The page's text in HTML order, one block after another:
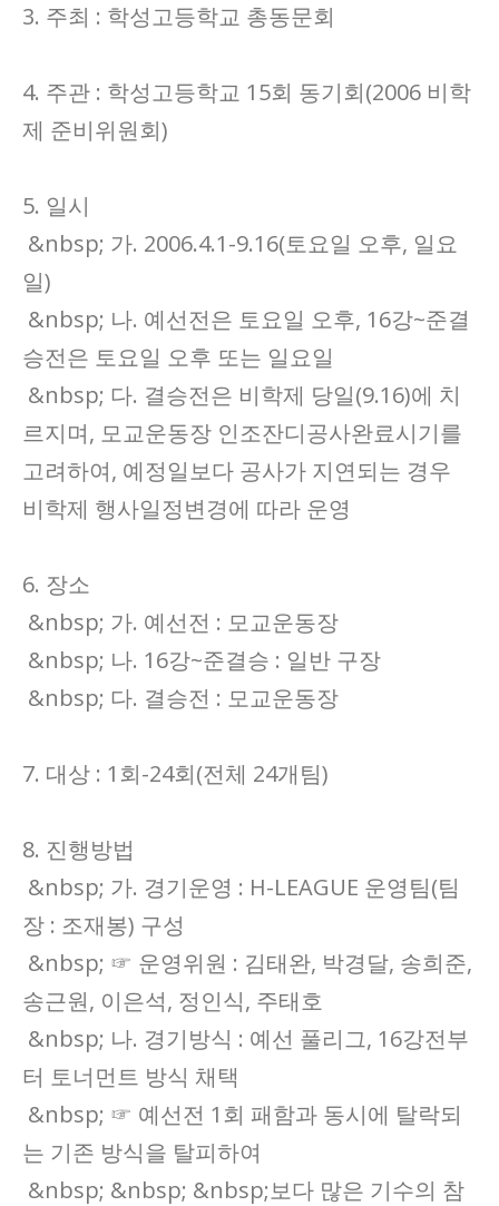
3. 주최 : 학성고등학교 총동문회
4. 주관 : 학성고등학교 15회 동기회(2006 비학
제 준비위원회)
5. 일시
&nbsp; 가. 2006.4.1-9.16(토요일 오후, 일요
일)
&nbsp; 나. 예선전은 토요일 오후, 16강~준결
승전은 토요일 오후 또는 일요일
&nbsp; 다. 결승전은 비학제 당일(9.16)에 치
르지며, 모교운동장 인조잔디공사완료시기를
고려하여, 예정일보다 공사가 지연되는 경우
비학제 행사일정변경에 따라 운영
6. 장소
&nbsp; 가. 예선전 : 모교운동장
&nbsp; 나. 16강~준결승 : 일반 구장
&nbsp; 다. 결승전 : 모교운동장
7. 대상 : 1회-24회(전체 24개팀)
8. 진행방법
&nbsp; 가. 경기운영 : H-LEAGUE 운영팀(팀
장 : 조재봉) 구성
&nbsp; ☞ 운영위원 : 김태완, 박경달, 송희준,
송근원, 이은석, 정인식, 주태호
&nbsp; 나. 경기방식 : 예선 풀리그, 16강전부
터 토너먼트 방식 채택
&nbsp; ☞ 예선전 1회 패함과 동시에 탈락되
는 기존 방식을 탈피하여
&nbsp; &nbsp; &nbsp;보다 많은 기수의 참